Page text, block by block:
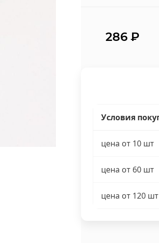
286 ₽
Условия
цена от 10 шт
цена от 60 шт
цена от 120 шт